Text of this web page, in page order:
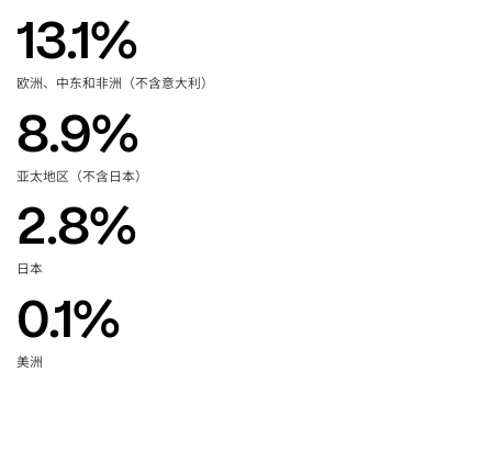
13.1%
欧洲、中东和非洲 （不含意大利）
8.9%
亚太地区 （不含日本）
2.8%
日本
0.1%
美洲